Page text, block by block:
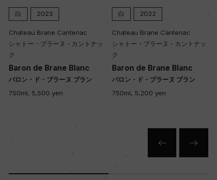
白 2023
Chateau Brane Cantenac
シャトー・ブラーヌ・カントナッ
ク
Baron de Brane Blanc
バロン・ド・ブラーヌ ブラン
750ml, 5,500 yen
白 2022
Chateau Brane Cantenac
シャトー・ブラーヌ・カントナッ
ク
Baron de Brane Blanc
バロン・ド・ブラーヌ ブラン
750ml, 5,200 yen